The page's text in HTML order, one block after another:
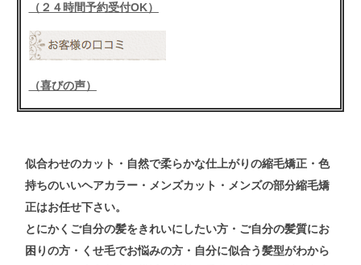
（２４時間予約受付OK）
（喜びの声）
似合わせのカット ・自然で柔らかな仕上がりの縮毛矯正・色
持ちのいいヘアカラー・メンズカット ・メンズの部分縮毛矯
正はお任せ下さい。
とにかくご自分の髪をきれいにしたい方・ご自分の髪質にお
困りの方・くせ毛でお悩みの方・自分に似合う髪型がわから